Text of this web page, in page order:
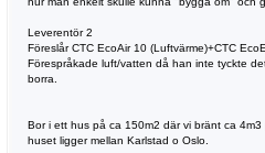
Leverentör 2
Föreslår CTC EcoAir 10 (Luftvärme)+CTC
Förespråkade luft/vatten då han inte tyckte
borra.
Bor i ett hus på ca 150m2 där vi bränt ca
huset ligger mellan Karlstad o Oslo.